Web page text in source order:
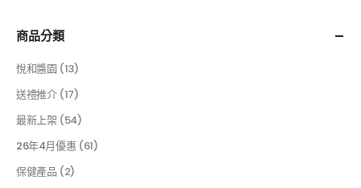
商品分類
悅和醬園 (13)
送禮推介 (17)
最新上架 (54)
26年4月優惠 (61)
保健產品 (2)